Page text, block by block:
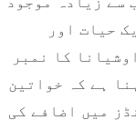
میں شریک حیات اور
کے بعد امریکا اور اوشیانا کا نمبر
ہے کہ خواتین
میں اضافے کی